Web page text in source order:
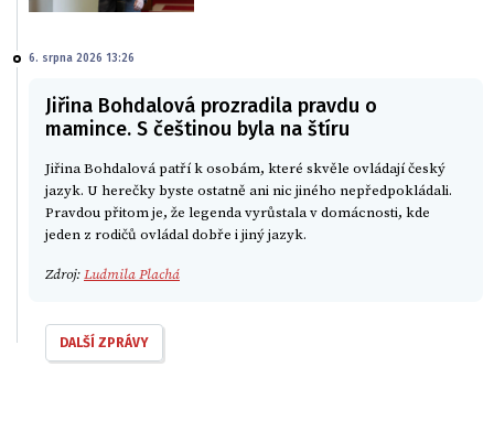
6. srpna 2026 13:26
Jiřina Bohdalová prozradila pravdu o
mamince. S češtinou byla na štíru
Jiřina Bohdalová patří k osobám, které skvěle ovládají český
jazyk. U herečky byste ostatně ani nic jiného nepředpokládali.
Pravdou přitom je, že legenda vyrůstala v domácnosti, kde
jeden z rodičů ovládal dobře i jiný jazyk.
Zdroj:Ludmila Plachá
DALŠÍ ZPRÁVY